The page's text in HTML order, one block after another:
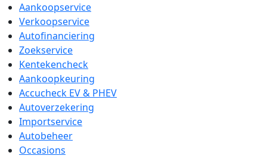
Aankoopservice
Verkoopservice
Autofinanciering
Zoekservice
Kentekencheck
Aankoopkeuring
Accucheck EV & PHEV
Autoverzekering
Importservice
Autobeheer
Occasions